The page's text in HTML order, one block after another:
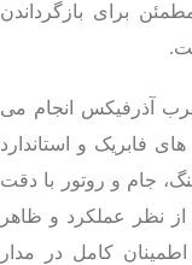
برای بازگرداندن
آذرفیکس انجام می
فابریک و استاندارد
جام و روتور با دقت
از نظر عملکرد و ظاهر
اطمینان کامل در مدار